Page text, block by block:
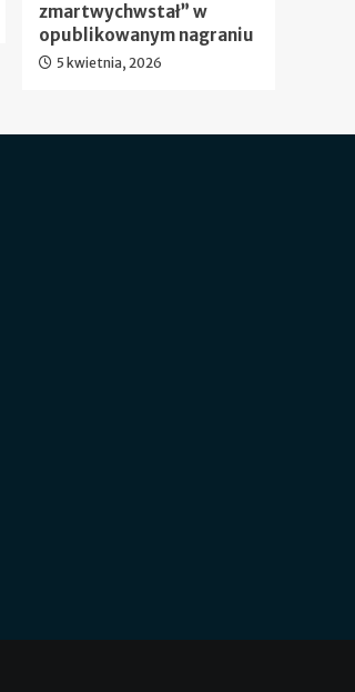
zmartwychwstał” w
opublikowanym nagraniu
5 kwietnia, 2026